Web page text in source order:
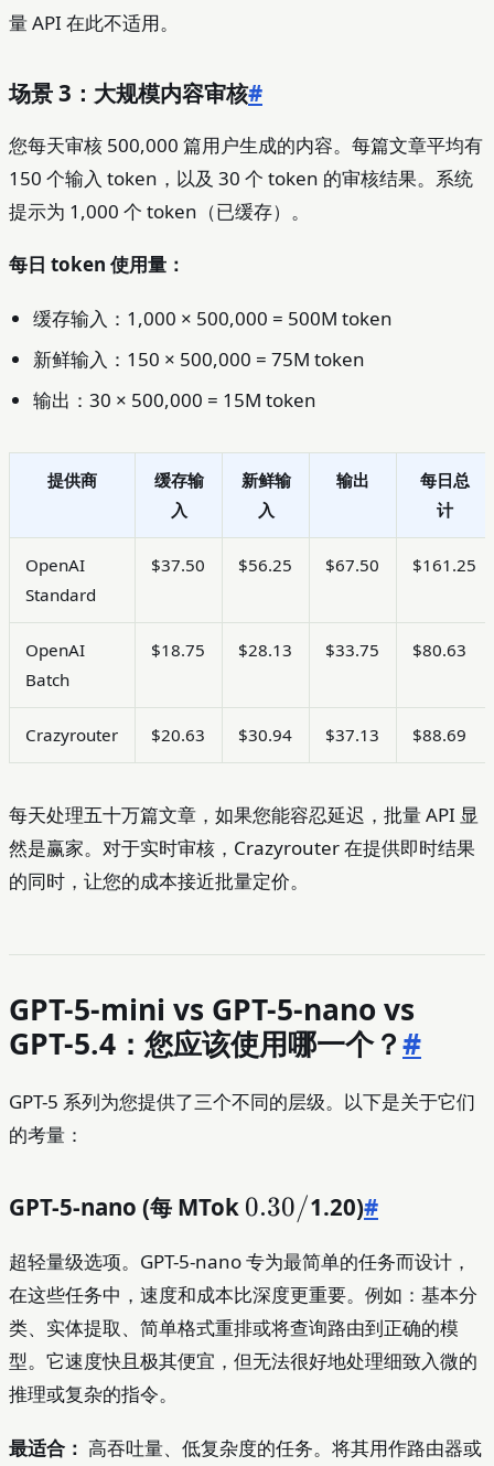
量 API 在此不适用。
场景 3：大规模内容审核#
您每天审核 500,000 篇用户生成的内容。每篇文章平均有
150 个输入 token，以及 30 个 token 的审核结果。系统
提示为 1,000 个 token（已缓存）。
每日 token 使用量：
缓存输入：1,000 × 500,000 = 500M token
新鲜输入：150 × 500,000 = 75M token
输出：30 × 500,000 = 15M token
提供商
缓存输
入
新鲜输
入
输出
每日总
计
OpenAI
Standard
$37.50 $56.25 $67.50 $161.25
OpenAI
Batch
$18.75 $28.13 $33.75 $80.63
Crazyrouter $20.63 $30.94 $37.13 $88.69
每天处理五十万篇文章，如果您能容忍延迟，批量 API 显
然是赢家。对于实时审核，Crazyrouter 在提供即时结果
的同时，让您的成本接近批量定价。
GPT-5-mini vs GPT-5-nano vs
GPT-5.4：您应该使用哪一个？#
GPT-5 系列为您提供了三个不同的层级。以下是关于它们
的考量：
GPT-5-nano (每 MTok 0.30/
0.30/1.20)#
超轻量级选项。GPT-5-nano 专为最简单的任务而设计，
在这些任务中，速度和成本比深度更重要。例如：基本分
类、实体提取、简单格式重排或将查询路由到正确的模
型。它速度快且极其便宜，但无法很好地处理细致入微的
推理或复杂的指令。
最适合： 高吞吐量、低复杂度的任务。将其用作路由器或